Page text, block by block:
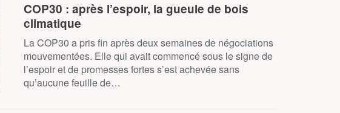
COP30 : après l’espoir, la gueule de bois
climatique
La COP30 a pris fin après deux semaines de négociations
mouvementées. Elle qui avait commencé sous le signe de
l’espoir et de promesses fortes s’est achevée sans
qu’aucune feuille de…